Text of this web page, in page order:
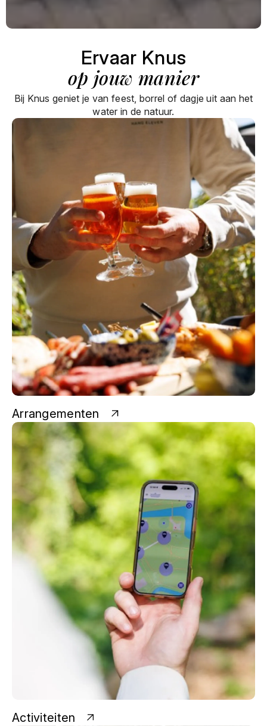
Ervaar Knus
op jouw manier
Bij Knus geniet je van feest, borrel of dagje uit aan het
water in de natuur.
Arrangementen
Activiteiten